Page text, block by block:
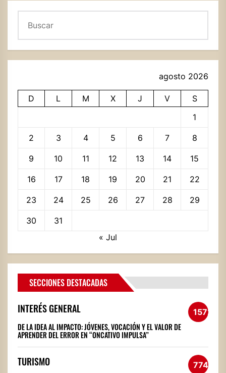
agosto 2026
D L M X J V
S
1
2 3 4 5 6 7 8
9 10 11 12 13 14 15
16 17 18 19 20 21 22
23 24 25 26 27 28 29
30
31
« Jul
SECCIONES DESTACADAS
INTERÉS GENERAL 1572
DE LA IDEA AL IMPACTO: JÓVENES, VOCACIÓN Y EL VALOR DE
APRENDER DEL ERROR EN “ONCATIVO IMPULSA”
TURISMO 774